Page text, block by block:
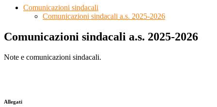
Comunicazioni sindacali
Comunicazioni sindacali a.s. 2025-2026
Comunicazioni sindacali a.s. 2025-2026
Note e comunicazioni sindacali.
Allegati